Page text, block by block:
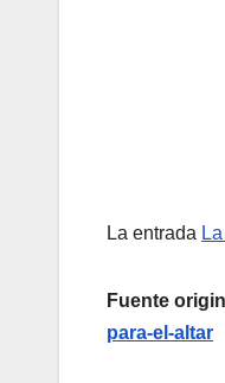
La entrada
Fuente
para-el-altar